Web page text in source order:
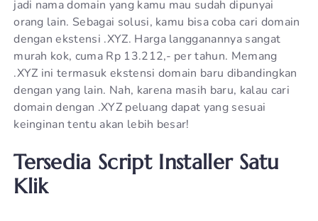
jadi nama domain yang kamu mau sudah dipunyai
orang lain. Sebagai solusi, kamu bisa coba cari domain
dengan ekstensi .XYZ. Harga langganannya sangat
murah kok, cuma Rp 13.212,- per tahun. Memang
.XYZ ini termasuk ekstensi domain baru dibandingkan
dengan yang lain. Nah, karena masih baru, kalau cari
domain dengan .XYZ peluang dapat yang sesuai
keinginan tentu akan lebih besar!
Tersedia Script Installer Satu
Klik